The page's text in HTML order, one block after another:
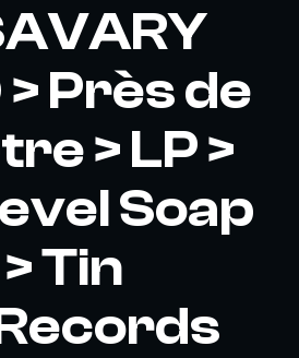
Près de
> LP >
Soap
Tin